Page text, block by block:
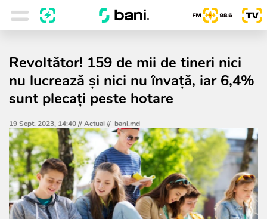
Revoltător! 159 de mii de tineri nici
nu lucrează și nici nu învață, iar 6,4%
sunt plecați peste hotare
19 Sept. 2023, 14:40 //Actual// bani.md